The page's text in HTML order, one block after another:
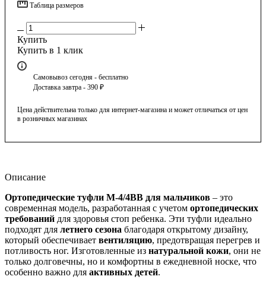
Таблица размеров
Купить
Купить в 1 клик
Самовывоз сегодня - бесплатно
Доставка завтра - 390 ₽
Цена действительна только для интернет-магазина и может отличаться от цен
в розничных магазинах
Описание
Ортопедические туфли М-4/4ВВ для мальчиков – это
современная модель, разработанная с учетом ортопедических
требований для здоровья стоп ребенка. Эти туфли идеально
подходят для летнего сезона благодаря открытому дизайну,
который обеспечивает вентиляцию, предотвращая перегрев и
потливость ног. Изготовленные из натуральной кожи, они не
только долговечны, но и комфортны в ежедневной носке, что
особенно важно для активных детей.